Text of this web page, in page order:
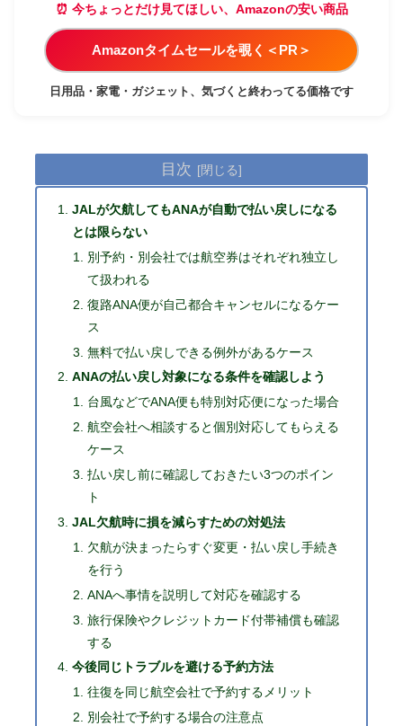
⏰ 今ちょっとだけ見てほしい、Amazonの安い商品
Amazonタイムセールを覗く＜PR＞
日用品・家電・ガジェット、気づくと終わってる価格です
目次
JALが欠航してもANAが自動で払い戻しになる
とは限らない
別予約・別会社では航空券はそれぞれ独立し
て扱われる
復路ANA便が自己都合キャンセルになるケー
ス
無料で払い戻しできる例外があるケース
ANAの払い戻し対象になる条件を確認しよう
台風などでANA便も特別対応便になった場合
航空会社へ相談すると個別対応してもらえる
ケース
払い戻し前に確認しておきたい3つのポイン
ト
JAL欠航時に損を減らすための対処法
欠航が決まったらすぐ変更・払い戻し手続き
を行う
ANAへ事情を説明して対応を確認する
旅行保険やクレジットカード付帯補償も確認
する
今後同じトラブルを避ける予約方法
往復を同じ航空会社で予約するメリット
別会社で予約する場合の注意点